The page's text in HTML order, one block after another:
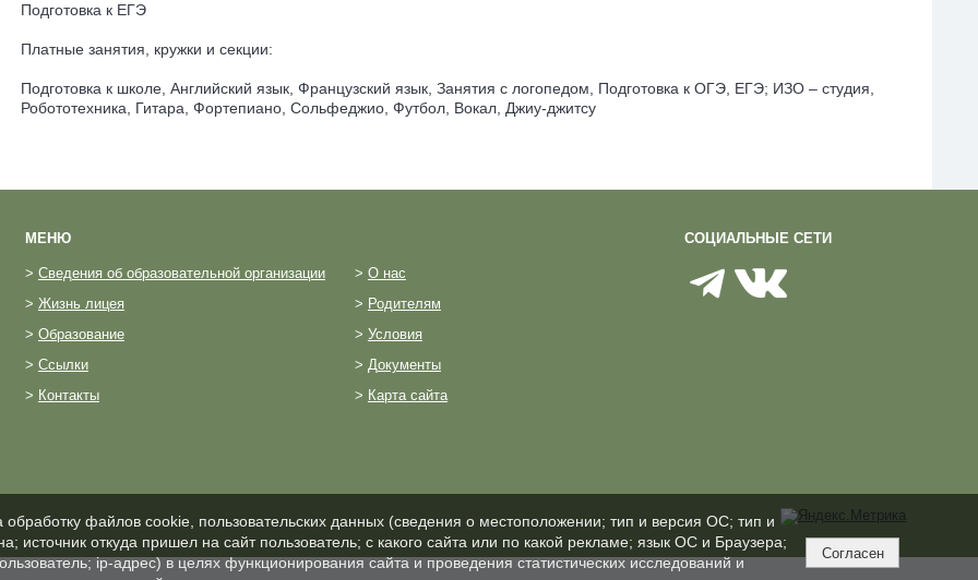
Подготовка к ЕГЭ
Платные занятия, кружки и секции:
Подготовка к школе, Английский язык, Французский язык, Занятия с логопедом, Подготовка к ОГЭ, ЕГЭ; ИЗО – студия,
Робототехника, Гитара, Фортепиано, Сольфеджио, Футбол, Вокал, Джиу-джитсу
МЕНЮ СОЦИАЛЬНЫЕ СЕТИ
> Сведения об образовательной организации
> Жизнь лицея
> Образование
> Ссылки
> Контакты
> О нас
> Родителям
> Условия
> Документы
> Карта сайта
файлов cookie, пользовательских данных (сведения о местоположении; тип и версия ОС; тип и
источник откуда пришел на сайт пользователь; с какого сайта или по какой рекламе; язык ОС и Браузера;
ip-адрес) в целях функционирования сайта и проведения статистических исследований и
Согласен